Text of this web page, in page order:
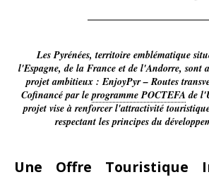
Les Pyrénées, territoire emblématique
l'Espagne, de la France et de l'Andorre,
projet ambitieux : EnjoyPyr – Routes
Cofinancé par leprogramme POCTEFAde
projet vise à renforcer l'attractivité
respectant les principes du
Une Offre Touristique